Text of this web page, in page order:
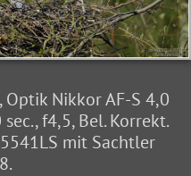
Optik Nikkor AF-S 4,0
f4,5, Bel. Korrekt.
mit Sachtler